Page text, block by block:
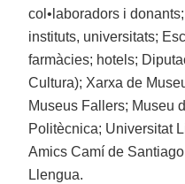
col•laboradors i
instituts, universitats;
farmàcies; hotels;
Cultura); Xarxa de
Museus Fallers; Museu
Politècnica; Universitat
Amics Camí de
Llengua.